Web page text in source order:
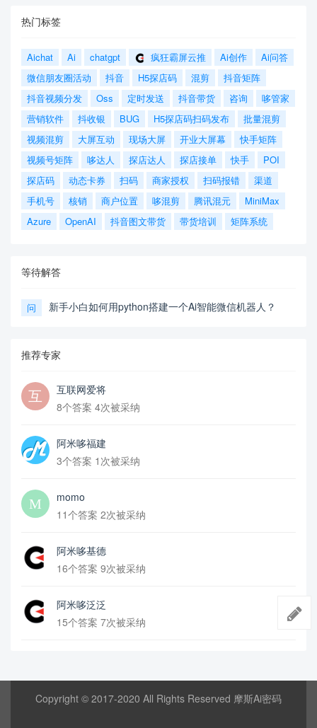
热门标签
Aichat Ai chatgpt 疯狂霸屏云推 Ai创作
Ai问答
微信朋友圈活动
抖音 H5探店码 混剪
抖音矩阵
抖音视频分发
Oss 定时发送 抖音带货 咨询
哆管家
营销软件
抖收银 BUG H5探店码扫码发布
批量混剪
视频混剪
大屏互动 现场大屏 开业大屏幕
快手矩阵
视频号矩阵
哆达人 探店达人 探店接单 快手
POI
探店码
动态卡券 扫码 商家授权 扫码报错
渠道
手机号
核销 商户位置 哆混剪 腾讯混元
MiniMax
Azure
OpenAI 抖音图文带货 带货培训 矩阵系统
等待解答
问 新手小白如何用python搭建一个Ai智能微信机器人？
推荐专家
互联网爱将
8个答案 4次被采纳
阿米哆福建
3个答案 1次被采纳
momo
11个答案 2次被采纳
阿米哆基德
16个答案 9次被采纳
阿米哆泛泛
15个答案 7次被采纳
Copyright © 2017-2020 All Rights Reserved 摩斯Ai密码